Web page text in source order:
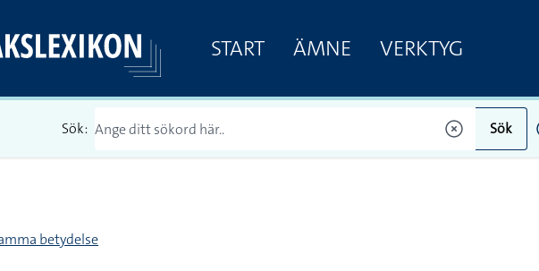
START ÄMNE VERKTYG
Sök: Sök
betydelse